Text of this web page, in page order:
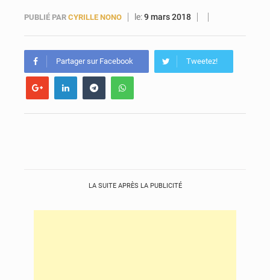
PUBLIÉ PAR CYRILLE NONO le:9 mars 2018
Partager sur Facebook Tweetez!
LA SUITE APRÈS LA PUBLICITÉ